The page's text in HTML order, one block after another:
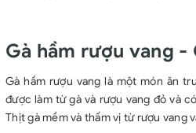
Gà hầm rượu vang -
Gà hầm rượu vang là một món ăn
được làm từ gà và rượu vang đỏ và
Thịt gà mềm và thấm vị từ rượu vang